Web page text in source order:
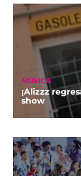
MÚSICA
¡Alizzz
show